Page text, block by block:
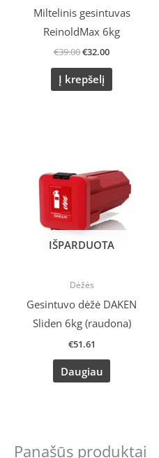
Miltelinis gesintuvas
ReinoldMax 6kg
€39.00€32.00
Į krepšelį
IŠPARDUOTA
Dėžės
Gesintuvo dėžė DAKEN
Sliden 6kg (raudona)
€51.61
Daugiau
Panašūs produktai